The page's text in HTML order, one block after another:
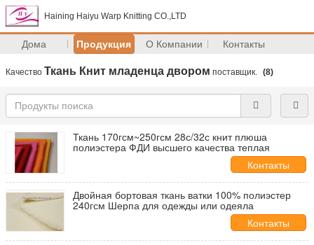
Haining Haiyu Warp Knitting CO.,LTD
Дома Продукция О Компании Контакты
Качество Ткань Книт младенца двором поставщик. (8)
Ткань 170гсм~250гсм 28с/32с книт плюша
полиэстера ФДИ высшего качества теплая
Контакты
Двойная бортовая ткань ватки 100% полиэстер
240гсм Шерпа для одежды или одеяла
Контакты